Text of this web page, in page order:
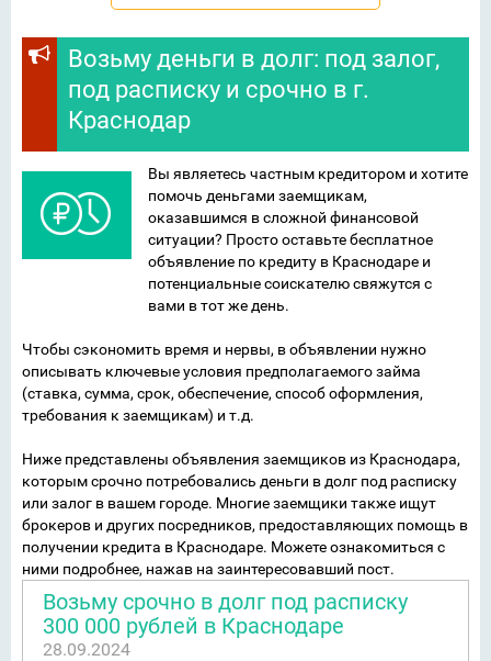
Возьму деньги в долг: под залог,
под расписку и срочно в г.
Краснодар
Вы являетесь частным кредитором и хотите
помочь деньгами заемщикам,
оказавшимся в сложной финансовой
ситуации? Просто оставьте бесплатное
объявление по кредиту в Краснодаре и
потенциальные соискателю свяжутся с
вами в тот же день.
Чтобы сэкономить время и нервы, в объявлении нужно
описывать ключевые условия предполагаемого займа
(ставка, сумма, срок, обеспечение, способ оформления,
требования к заемщикам) и т.д.
Ниже представлены объявления заемщиков из Краснодара,
которым срочно потребовались деньги в долг под расписку
или залог в вашем городе. Многие заемщики также ищут
брокеров и других посредников, предоставляющих помощь в
получении кредита в Краснодаре. Можете ознакомиться с
ними подробнее, нажав на заинтересовавший пост.
Возьму срочно в долг под расписку
300 000 рублей в Краснодаре
28.09.2024